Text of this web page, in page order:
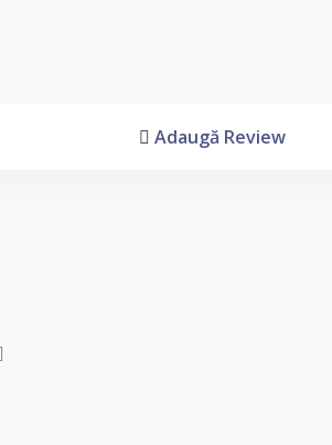
Adaugă Review